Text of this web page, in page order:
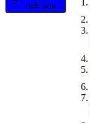
och sök